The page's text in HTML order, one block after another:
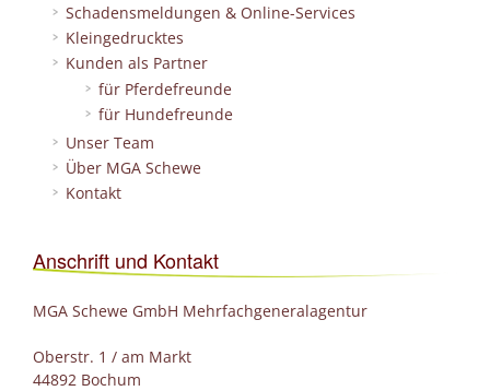
Schadensmeldungen & Online-Services
Kleingedrucktes
Kunden als Partner
für Pferdefreunde
für Hundefreunde
Unser Team
Über MGA Schewe
Kontakt
Anschrift und Kontakt
MGA Schewe GmbH Mehrfachgeneralagentur
Oberstr. 1 / am Markt
44892 Bochum